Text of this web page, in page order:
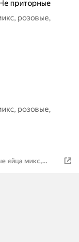
приторные
розовые,
розовые,
яйца микс,